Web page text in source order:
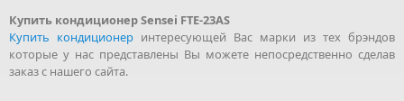
Купить кондиционер Sensei FTE-23AS
Купить кондиционер интересующей Вас марки из тех брэндов
которые у нас представлены Вы можете непосредственно сделав
заказ с нашего сайта.